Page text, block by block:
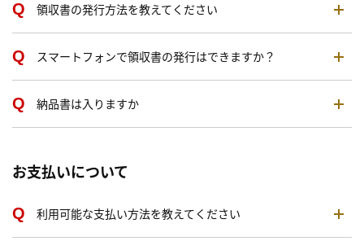
領収書の発行方法を教えてください
スマートフォンで領収書の発行はできますか？
納品書は入りますか
お支払いについて
利用可能な支払い方法を教えてください